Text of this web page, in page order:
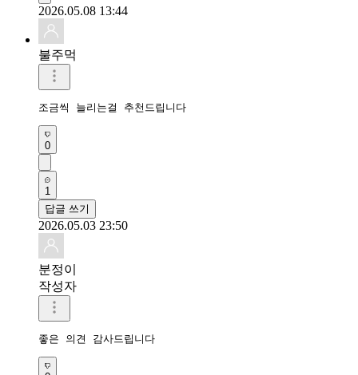
2026.05.08 13:44
불주먹
조금씩 늘리는걸 추천드립니다
0
1
답글 쓰기
2026.05.03 23:50
분정이
작성자
좋은 의견 감사드립니다